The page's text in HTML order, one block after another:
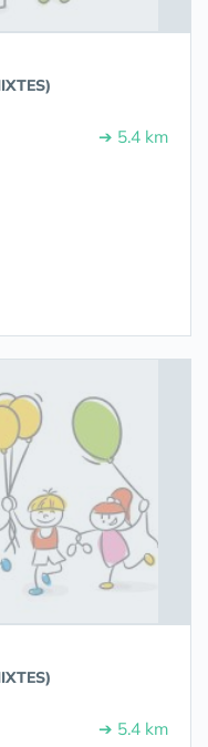
➔ 5.4 km
➔ 5.4 km